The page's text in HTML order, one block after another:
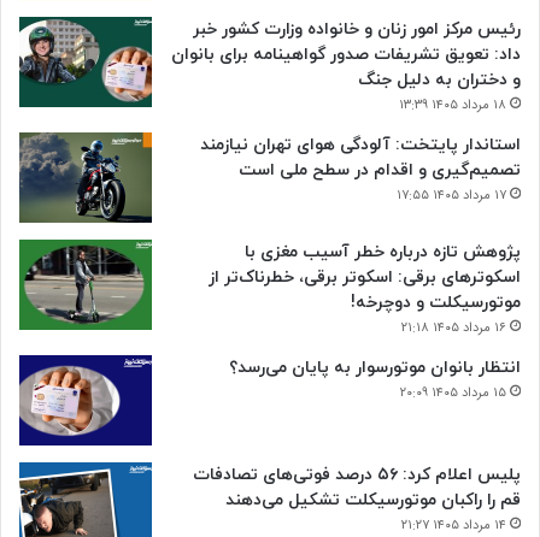
رئیس مرکز امور زنان و خانواده وزارت کشور خبر
داد: تعویق تشریفات صدور گواهینامه برای بانوان
و دختران به دلیل جنگ
۱۸ مرداد ۱۴۰۵ ۱۳:۳۹
استاندار پایتخت: آلودگی هوای تهران نیازمند
تصمیم‌گیری و اقدام در سطح ملی است
۱۷ مرداد ۱۴۰۵ ۱۷:۵۵
پژوهش تازه درباره خطر آسیب مغزی با
اسکوترهای برقی: اسکوتر برقی، خطرناک‌تر از
موتورسیکلت و دوچرخه!
۱۶ مرداد ۱۴۰۵ ۲۱:۱۸
انتظار بانوان موتورسوار به پایان می‌رسد؟
۱۵ مرداد ۱۴۰۵ ۲۰:۰۹
پلیس اعلام کرد: ۵۶ درصد فوتی‌های تصادفات
قم را راکبان موتورسیکلت تشکیل می‌دهند
۱۴ مرداد ۱۴۰۵ ۲۱:۲۷